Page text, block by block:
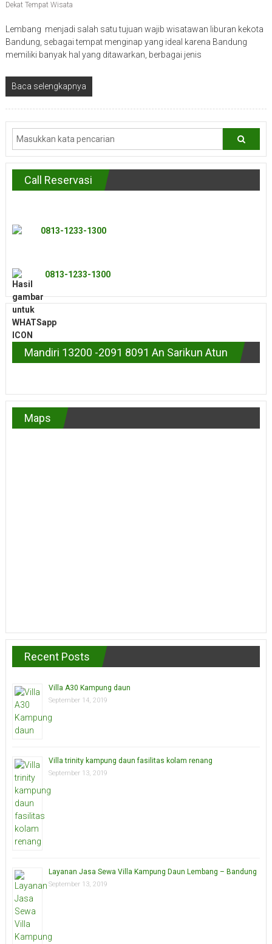
Dekat Tempat Wisata
Lembang menjadi salah satu tujuan wajib wisatawan liburan kekota
Bandung, sebagai tempat menginap yang ideal karena Bandung
memiliki banyak hal yang ditawarkan, berbagai jenis
Baca selengkapnya
Call Reservasi
0813-1233-1300
0813-1233-1300
Mandiri 13200 -2091 8091 An Sarikun Atun
Maps
Recent Posts
Villa A30 Kampung daun
September 14, 2019
Villa trinity kampung daun fasilitas kolam renang
September 13, 2019
Layanan Jasa Sewa Villa Kampung Daun Lembang – Bandung
September 13, 2019